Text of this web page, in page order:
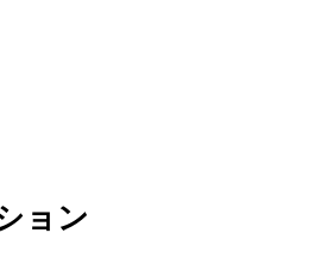
ョン